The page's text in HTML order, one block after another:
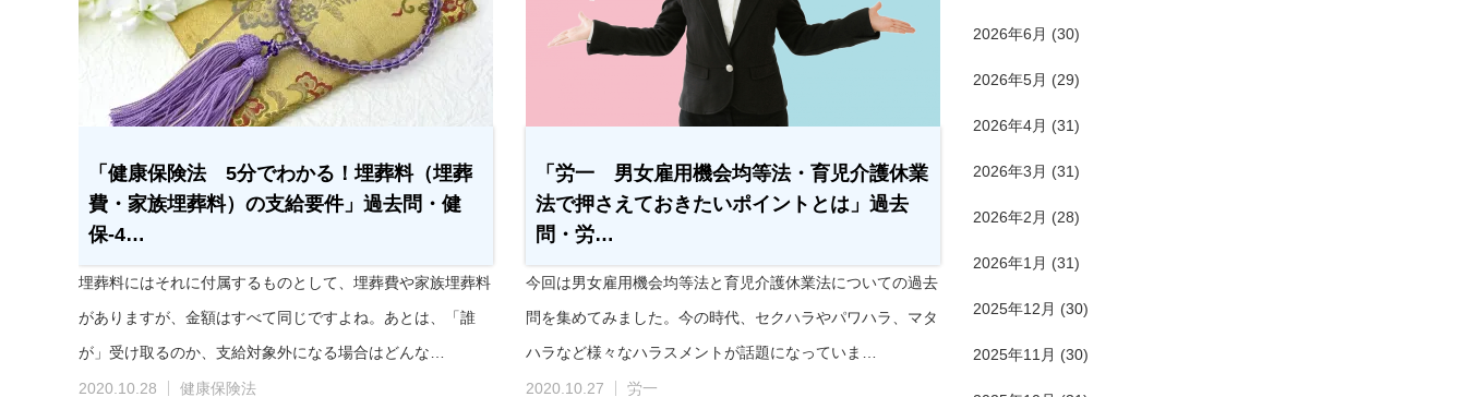
「健康保険法 5分でわかる！埋葬料（埋葬
費・家族埋葬料）の支給要件」過去問・健
保-4…
埋葬料にはそれに付属するものとして、埋葬費や家族埋葬料
がありますが、金額はすべて同じですよね。あとは、「誰
が」受け取るのか、支給対象外になる場合はどんな…
2020.10.28 健康保険法
「労一 男女雇用機会均等法・育児介護休業
法で押さえておきたいポイントとは」過去
問・労…
今回は男女雇用機会均等法と育児介護休業法についての過去
問を集めてみました。今の時代、セクハラやパワハラ、マタ
ハラなど様々なハラスメントが話題になっていま…
2020.10.27 労一
2026年6月 (30)
2026年5月 (29)
2026年4月 (31)
2026年3月 (31)
2026年2月 (28)
2026年1月 (31)
2025年12月 (30)
2025年11月 (30)